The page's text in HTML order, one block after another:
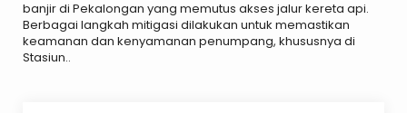
banjir di Pekalongan yang memutus akses jalur kereta api.
Berbagai langkah mitigasi dilakukan untuk memastikan
keamanan dan kenyamanan penumpang, khususnya di
Stasiun..